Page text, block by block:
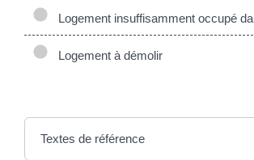
Logement insuffisamment occupé
Logement à démolir
Textes de référence